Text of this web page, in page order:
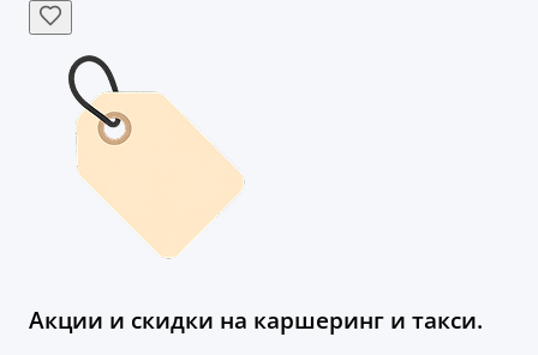
Акции и скидки на каршеринг и такси.